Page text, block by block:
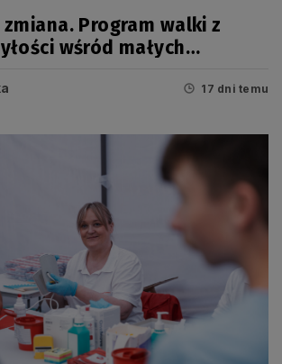
Program walki z
wśród małych
17 dni temu